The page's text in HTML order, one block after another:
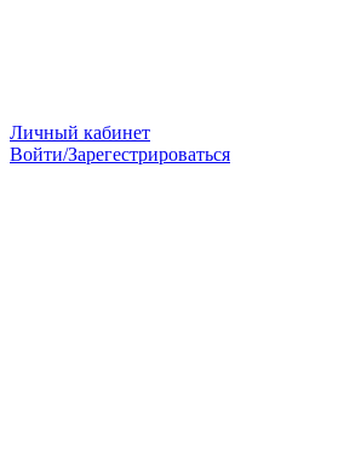
Личный кабинет
Войти/Зарегестрироваться